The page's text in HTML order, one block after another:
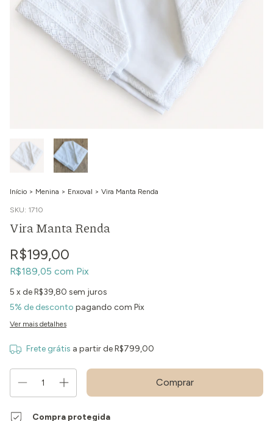
Início > Menina > Enxoval > Vira Manta Renda
SKU: 1710
Vira Manta Renda
R$199,00
R$189,05 com Pix
5 x deR$39,80 sem juros
5% de desconto pagando com Pix
Ver mais detalhes
Frete grátis a partir deR$799,00
Compra protegida